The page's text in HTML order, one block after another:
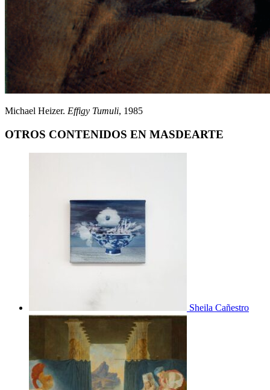
Michael Heizer. Effigy Tumuli, 1985
OTROS CONTENIDOS EN MASDEARTE
Sheila Cañestro